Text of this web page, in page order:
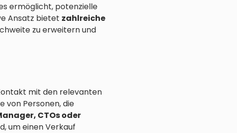
ermöglicht, potenzielle
Ansatz bietet zahlreiche
zu erweitern und
mit den relevanten
von Personen, die
CTOs oder
um einen Verkauf